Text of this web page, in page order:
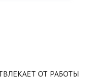
ОТ РАБОТЫ